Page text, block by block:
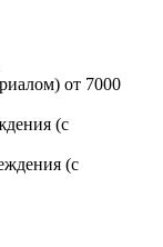
от 7000
(с
(с